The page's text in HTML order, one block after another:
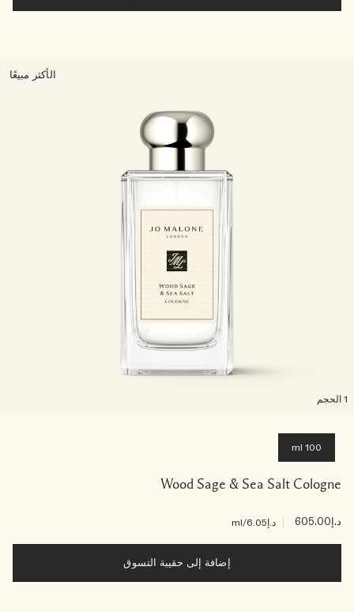
الأكثر مبيعًا
100 ml
Wood Sage & Sea Salt Cologne
د.إ605.00 د.إ6.05 /ml
إضافة إلى حقيبة التسوق